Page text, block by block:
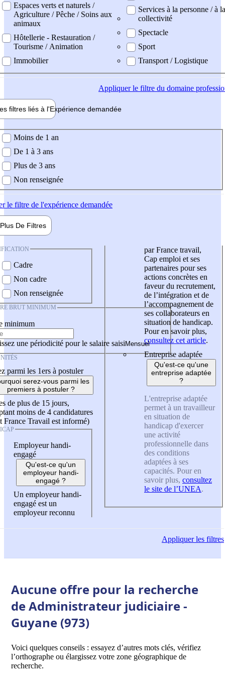
Espaces verts et naturels /
Agriculture / Pêche / Soins aux
animaux
Hôtellerie - Restauration /
Tourisme / Animation
Immobilier
Services à la personne / à la
collectivité
Spectacle
Sport
Transport / Logistique
Appliquerle filtre du domaine
filtres liés à l'Expérience demandée
demandée
Moins de 1 an
De 1 à 3 ans
Plus de 3 ans
Non renseignée
le filtre de l'expérience demandée
Plus De Filtres
Cadre
Non cadre
Non renseignée
BRUT MINIMUM
minimum
une périodicité pour le salaire saisi
parmi les 1ers à postuler
serez-vous parmi les
premiers à postuler ?
de plus de 15 jours,
moins de 4 candidatures
France Travail est informé)
Employeur handi-
engagé
Qu'est-ce qu'un
employeur handi-
engagé ?
Un employeur handi-
engagé est un
employeur reconnu
par France travail,
Cap emploi et ses
partenaires pour ses
actions concrètes en
faveur du recrutement,
de l’intégration et de
l’accompagnement de
ses collaborateurs en
situation de handicap.
Pour en savoir plus,
consultez cet article.
Entreprise adaptée
Qu'est-ce qu'une
entreprise adaptée
?
L'entreprise adaptée
permet à un travailleur
en situation de
handicap d'exercer
une activité
professionnelle dans
des conditions
adaptées à ses
capacités. Pour en
savoir plus, consultez
le site de l’UNEA.
Appliquerles filtres
Aucune offre pour la recherche
de Administrateur judiciaire -
Guyane (973)
Voici quelques conseils : essayez d’autres mots clés, vérifiez
l’orthographe ou élargissez votre zone géographique de
recherche.